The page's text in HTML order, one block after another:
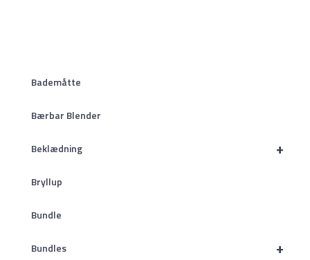
Bademåtte
Bærbar Blender
+
Beklædning
Bryllup
Bundle
+
Bundles